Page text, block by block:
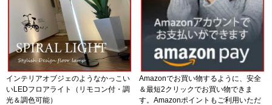
インテリアオブジェのようなかっこい
いLEDフロアライト（リモコン付・調
光＆調色可能）
Amazonでお買い物するように、安全
＆最短2クリックでお買い物できま
す。Amazonポイントもご利用いただ